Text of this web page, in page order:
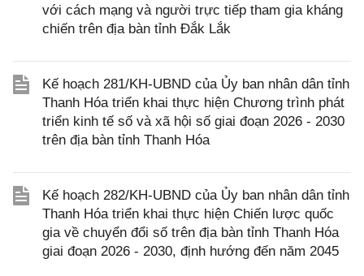
với cách mạng và người trực tiếp tham gia kháng
chiến trên địa bàn tỉnh Đắk Lắk
Kế hoạch 281/KH-UBND của Ủy ban nhân dân tỉnh
Thanh Hóa triển khai thực hiện Chương trình phát
triển kinh tế số và xã hội số giai đoạn 2026 - 2030
trên địa bàn tỉnh Thanh Hóa
Kế hoạch 282/KH-UBND của Ủy ban nhân dân tỉnh
Thanh Hóa triển khai thực hiện Chiến lược quốc
gia về chuyển đổi số trên địa bàn tỉnh Thanh Hóa
giai đoạn 2026 - 2030, định hướng đến năm 2045